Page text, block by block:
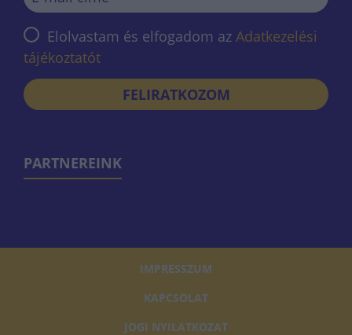
Elolvastam és elfogadom az Adatkezelési
tájékoztatót
FELIRATKOZOM
PARTNEREINK
IMPRESSZUM
KAPCSOLAT
JOGI NYILATKOZAT